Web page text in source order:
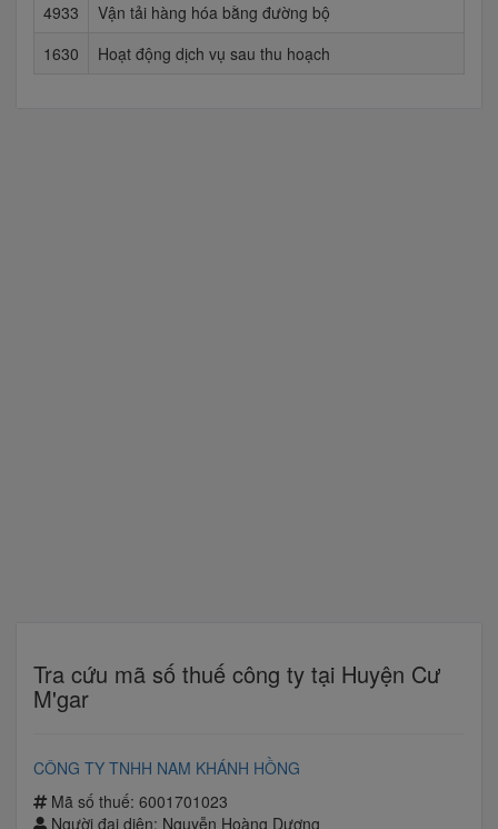
4933
Vận tải hàng hóa bằng đường bộ
1630
Hoạt động dịch vụ sau thu hoạch
Tra cứu mã số thuế công ty tại Huyện Cư
M'gar
CÔNG TY TNHH NAM KHÁNH HỒNG
Mã số thuế: 6001701023
Người đại diện: Nguyễn Hoàng Dương